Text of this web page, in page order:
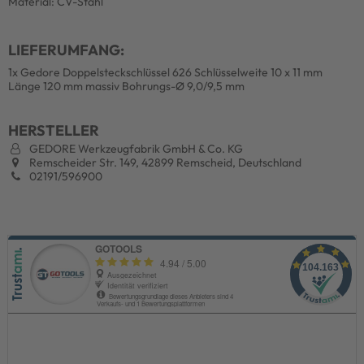
LIEFERUMFANG:
1x Gedore Doppelsteckschlüssel 626 Schlüsselweite 10 x 11 mm
Länge 120 mm massiv Bohrungs-Ø 9,0/9,5 mm
HERSTELLER
GEDORE Werkzeugfabrik GmbH & Co. KG
Remscheider Str. 149, 42899 Remscheid, Deutschland
02191/596900